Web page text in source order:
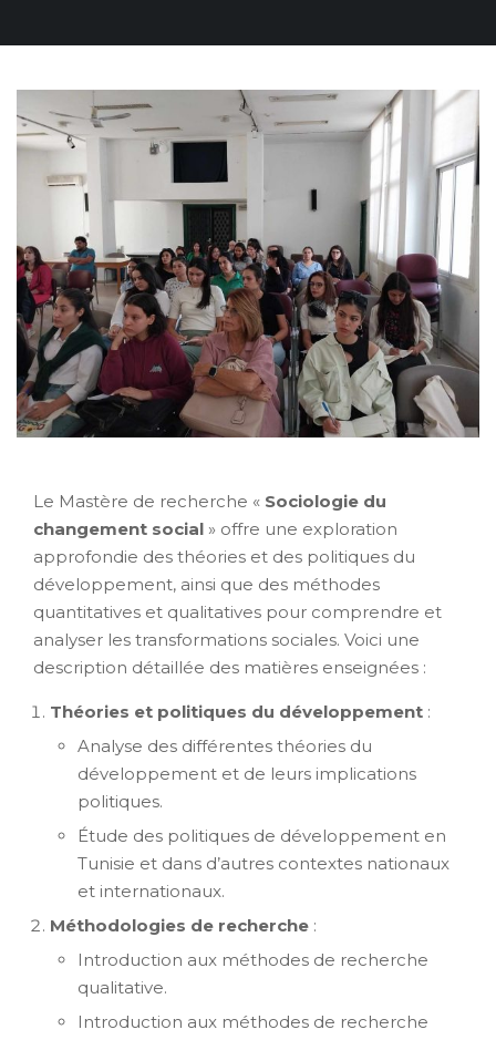
Le Mastère de recherche « Sociologie du
changement social » offre une exploration
approfondie des théories et des politiques du
développement, ainsi que des méthodes
quantitatives et qualitatives pour comprendre et
analyser les transformations sociales. Voici une
description détaillée des matières enseignées :
Théories et politiques du développement :
Analyse des différentes théories du
développement et de leurs implications
politiques.
Étude des politiques de développement en
Tunisie et dans d’autres contextes nationaux
et internationaux.
Méthodologies de recherche :
Introduction aux méthodes de recherche
qualitative.
Introduction aux méthodes de recherche